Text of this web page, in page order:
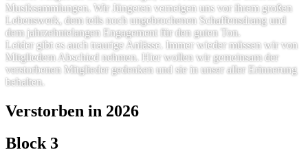
Musiksammlungen. Wir Jüngeren verneigen uns vor ihrem großen
Lebenswerk, dem teils noch ungebrochenen Schaffensdrang und
dem jahrzehntelangen Engagement für den guten Ton.
Leider gibt es auch traurige Anlässe. Immer wieder müssen wir von
Mitgliedern Abschied nehmen. Hier wollen wir gemeinsam der
verstorbenen Mitglieder gedenken und sie in unser aller Erinnerung
behalten.
Verstorben in 2026
Block 3